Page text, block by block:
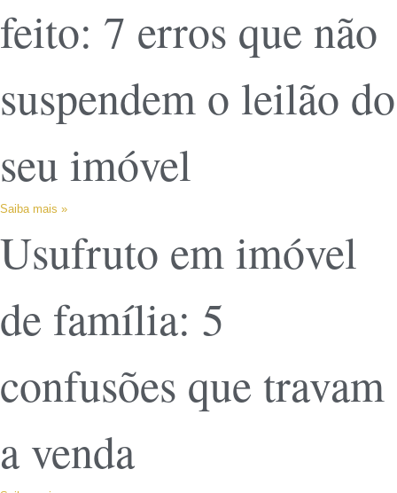
feito: 7 erros que não
suspendem o leilão do
seu imóvel
Saiba mais »
Usufruto em imóvel
de família: 5
confusões que travam
a venda